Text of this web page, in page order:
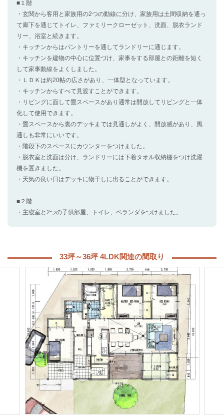
■１階
・玄関から客用と家族用の2つの動線に分け、家族用は土間収納を通っ
て廊下を通じてトイレ、ファミリークローゼット、洗面、脱衣ランド
リー、浴室と続きます。
・キッチンからはパントリーを通してランドリーに通じます。
・キッチンを建物の中心に位置づけ、家事をする部屋との距離を短く
して家事動線をよくしました。
・ＬＤＫは約20帖の広さがあり、一体型となっています。
・キッチンからすべて見渡すことができます。
・リビングに面して畳スペースがあり通常は開放してリビングと一体
化して使用できます。
・畳スペースから裏のデッキまでは見通しがよく、開放感があり、風
通しも非常にいいです。
・階段下のスペースにカウンターをつけました。
・脱衣室と洗面は分け、ランドリーには下着タオル収納棚をつけ洗濯
機を置きました。
・天気の良い日はデッキに物干しに出ることができます。
■２階
・主寝室と2つの子供部屋、トイレ、ベランダをつけました。
33坪～36坪 4LDK関連の間取り